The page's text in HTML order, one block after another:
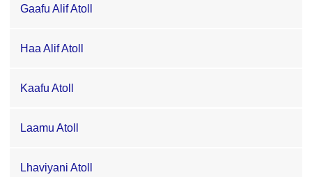
Gaafu Alif Atoll
Haa Alif Atoll
Kaafu Atoll
Laamu Atoll
Lhaviyani Atoll